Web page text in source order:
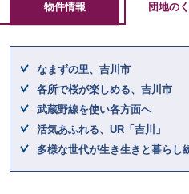
物件情報 団地の
なまずの里、吉川市
各所で桜が楽しめる、吉川市
武蔵野線を使い各方面へ
活気あふれる、UR「吉川」
多様な世代が生き生きと暮らし